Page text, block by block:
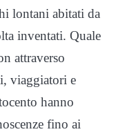
lontani abitati da
inventati. Quale
attraverso
viaggiatori e
hanno
fino ai